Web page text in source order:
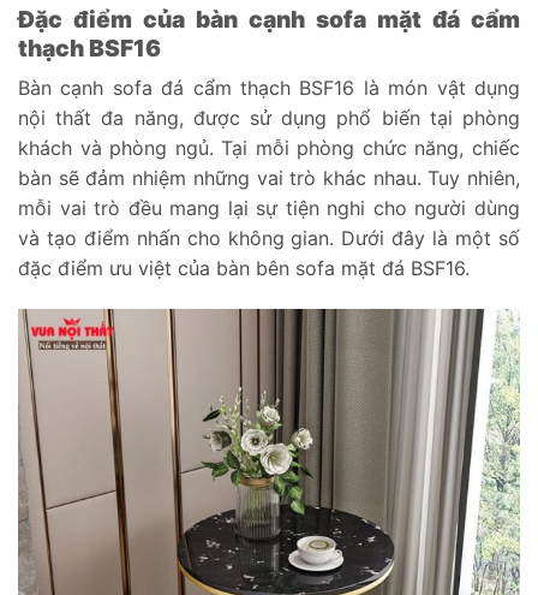
Đặc điểm của bàn cạnh sofa mặt đá cẩm
thạch BSF16
Bàn cạnh sofa đá cẩm thạch BSF16 là món vật dụng
nội thất đa năng, được sử dụng phổ biến tại phòng
khách và phòng ngủ. Tại mỗi phòng chức năng, chiếc
bàn sẽ đảm nhiệm những vai trò khác nhau. Tuy nhiên,
mỗi vai trò đều mang lại sự tiện nghi cho người dùng
và tạo điểm nhấn cho không gian. Dưới đây là một số
đặc điểm ưu việt của bàn bên sofa mặt đá BSF16.